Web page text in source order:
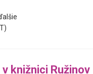
knižnici Ružinov